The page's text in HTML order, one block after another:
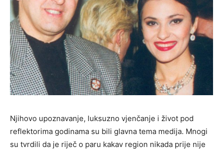
Njihovo upoznavanje, luksuzno vjenčanje i život pod
reflektorima godinama su bili glavna tema medija. Mnogi
su tvrdili da je riječ o paru kakav region nikada prije nije